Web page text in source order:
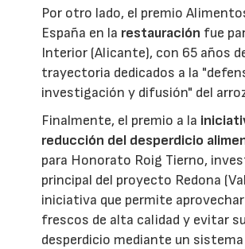
Por otro lado, el premio
España en la restauración fue
Interior (Alicante), con 65 años
trayectoria dedicados a la
investigación y difusión" del
Finalmente, el premio a la
reducción del desperdicio
para Honorato Roig Tierno,
principal del proyecto Redona
iniciativa que permite
frescos de alta calidad y evitar su
desperdicio mediante un sistema